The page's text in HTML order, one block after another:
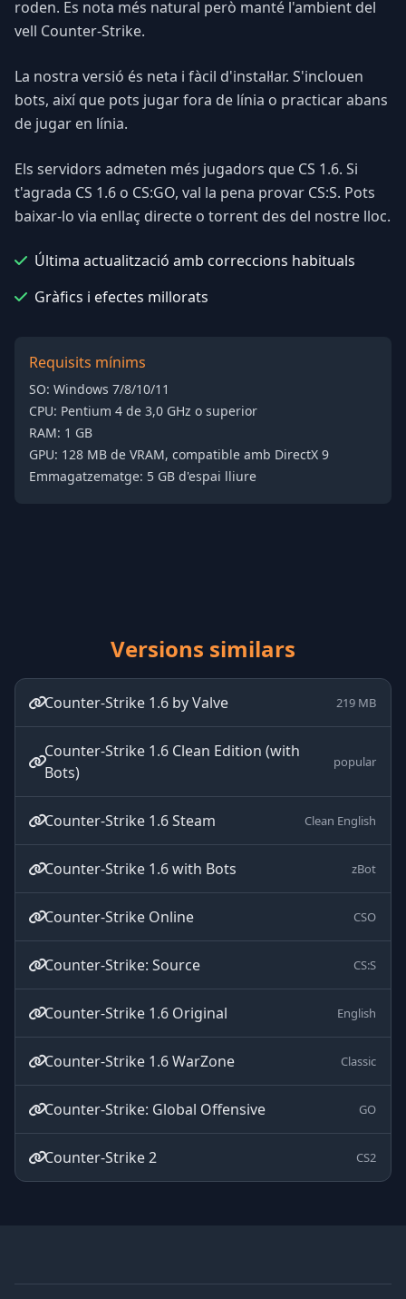
roden. Es nota més natural però manté l'ambient del
vell Counter-Strike.
La nostra versió és neta i fàcil d'instal·lar. S'inclouen
bots, així que pots jugar fora de línia o practicar abans
de jugar en línia.
Els servidors admeten més jugadors que CS 1.6. Si
t'agrada CS 1.6 o CS:GO, val la pena provar CS:S. Pots
baixar-lo via enllaç directe o torrent des del nostre lloc.
Última actualització amb correccions habituals
Gràfics i efectes millorats
Requisits mínims
SO: Windows 7/8/10/11
CPU: Pentium 4 de 3,0 GHz o superior
RAM: 1 GB
GPU: 128 MB de VRAM, compatible amb DirectX 9
Emmagatzematge: 5 GB d'espai lliure
Versions similars
Counter-Strike 1.6 by Valve 219 MB
Counter-Strike 1.6 Clean Edition (with
Bots)
popular
Counter-Strike 1.6 Steam Clean English
Counter-Strike 1.6 with Bots zBot
Counter-Strike Online CSO
Counter-Strike: Source CS:S
Counter-Strike 1.6 Original English
Counter-Strike 1.6 WarZone Classic
Counter-Strike: Global Offensive GO
Counter-Strike 2 CS2